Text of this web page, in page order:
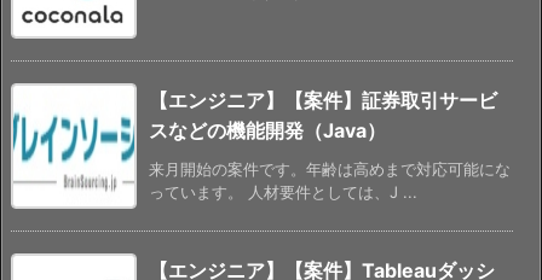
【エンジニア】【案件】証券取引サービ
スなどの機能開発（Java）
来月開始の案件です。年齢は高めまで対応可能にな
っています。 人材要件としては、J ...
【エンジニア】【案件】Tableauダッシ